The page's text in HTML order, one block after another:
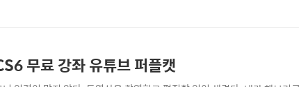
무료 강좌 유튜브 퍼플캣